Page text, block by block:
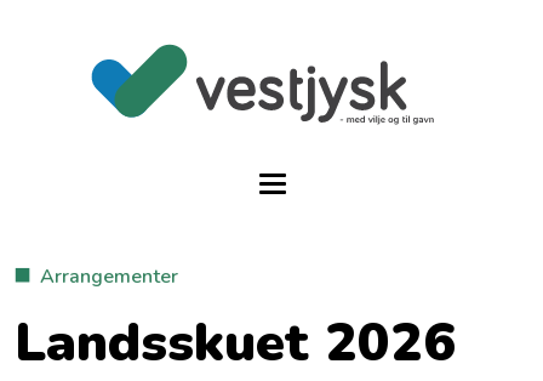
Arrangementer
Landsskuet 2026